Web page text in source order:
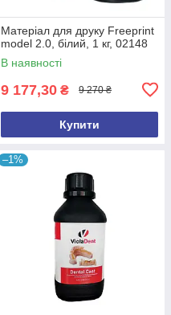
Матеріал для друку Freeprint
model 2.0, білий, 1 кг, 02148
В наявності
9 177,30 ₴ 9 270 ₴
Купити
–1%